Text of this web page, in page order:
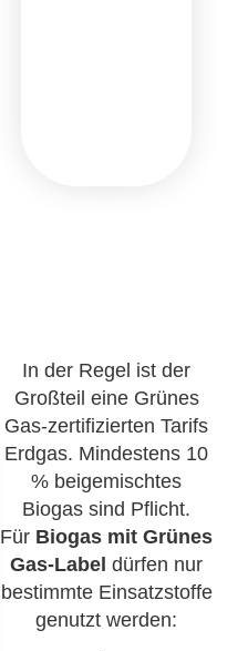
In der Regel ist der
Großteil eine Grünes
Gas-zertifizierten Tarifs
Erdgas. Mindestens 10
% beigemischtes
Biogas sind Pflicht.
Für Biogas mit Grünes
Gas-Labeldürfen nur
bestimmte Einsatzstoffe
genutzt werden: